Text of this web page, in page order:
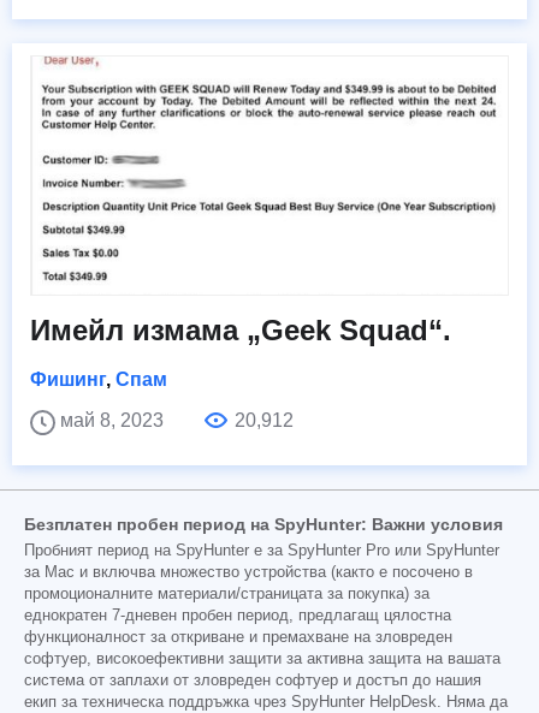
Имейл измама „Geek Squad“.
Фишинг, Спам
май 8, 2023
20,912
Безплатен пробен период на SpyHunter: Важни условия
Пробният период на SpyHunter е за SpyHunter Pro или SpyHunter
за Mac и включва множество устройства (както е посочено в
промоционалните материали/страницата за покупка) за
еднократен 7-дневен пробен период, предлагащ цялостна
функционалност за откриване и премахване на зловреден
софтуер, високоефективни защити за активна защита на вашата
система от заплахи от зловреден софтуер и достъп до нашия
екип за техническа поддръжка чрез SpyHunter HelpDesk. Няма да